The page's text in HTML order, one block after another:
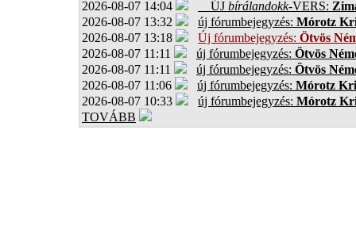
2026-08-07 14:04 ÚJ bírálandokk-VERS:
2026-08-07 13:32
új fórumbejegyzés: Mórotz
2026-08-07 13:18
Új fórumbejegyzés: Ötvös
2026-08-07 11:11
új fórumbejegyzés: Ötvös
2026-08-07 11:11
új fórumbejegyzés: Ötvös
2026-08-07 11:06
új fórumbejegyzés: Mórotz
2026-08-07 10:33
új fórumbejegyzés: Mórotz
TOVÁBB